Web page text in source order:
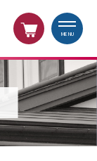
MENU